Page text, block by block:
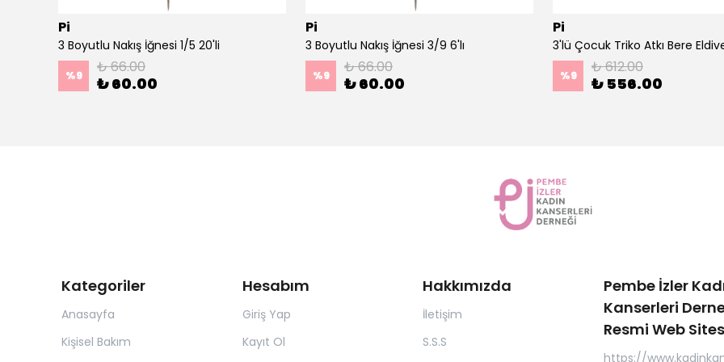
Pi
3 Boyutlu Nakış İğnesi 1/5 20'li
%9 ₺ 66.00
₺ 60.00
Pi
3 Boyutlu Nakış İğnesi 3/9 6'lı
%9 ₺ 66.00
₺ 60.00
Pi
%9 ₺ 612.00
₺ 556.00
Kategoriler
Anasayfa
Kişisel Bakım
Hesabım
Giriş Yap
Kayıt Ol
Hakkımızda
İletişim
S.S.S
Pembe İzler
Kanserleri
Resmi Web
https://